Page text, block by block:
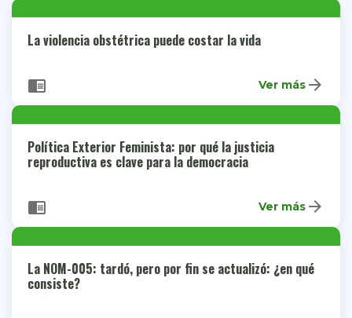
La violencia obstétrica puede costar la vida
chrome_reader_mode Ver más arrow_forward
Política Exterior Feminista: por qué la justicia
reproductiva es clave para la democracia
chrome_reader_mode Ver más arrow_forward
La NOM-005: tardó, pero por fin se actualizó: ¿en qué
consiste?